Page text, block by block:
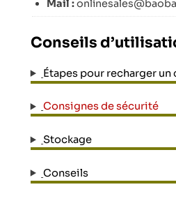
Mail :
Conseils
Étapes pour recharger
Consignes de sécurité
Stockage
Conseils